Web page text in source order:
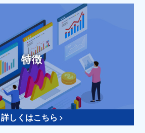
特徴
詳しくはこちら